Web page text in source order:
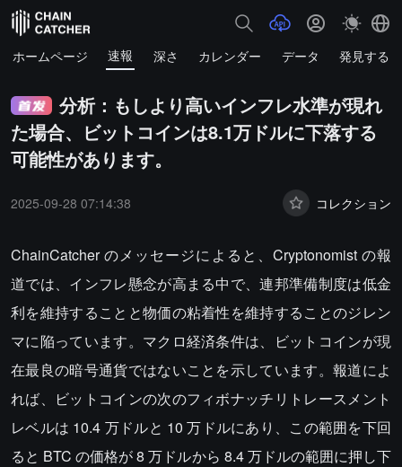
ホームページ 速報 深さ カレンダー データ 発見する
分析：もしより高いインフレ水準が現れ
た場合、ビットコインは8.1万ドルに下落する
可能性があります。
2025-09-28 07:14:38 コレクション
ChainCatcher のメッセージによると、Cryptonomist の報
道では、インフレ懸念が高まる中で、連邦準備制度は低金
利を維持することと物価の粘着性を維持することのジレン
マに陥っています。マクロ経済条件は、ビットコインが現
在最良の暗号通貨ではないことを示しています。報道によ
れば、ビットコインの次のフィボナッチリトレースメント
レベルは 10.4 万ドルと 10 万ドルにあり、この範囲を下回
ると BTC の価格が 8 万ドルから 8.4 万ドルの範囲に押し下